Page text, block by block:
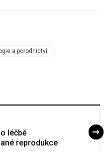
a porodnictví
léčbě
reprodukce